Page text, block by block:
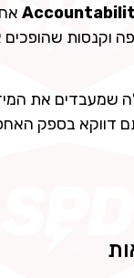
וקנסות
שמעבדים את
בספק